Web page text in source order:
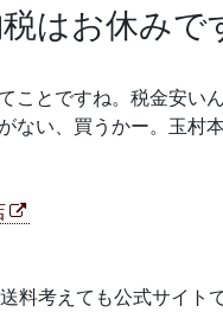
はお休みで
ことですね。税金安い
ない、買うかー。玉村
考えても公式サイト